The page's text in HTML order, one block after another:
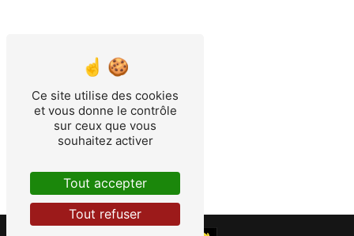
Ce site utilise des cookies
et vous donne le contrôle
sur ceux que vous
souhaitez activer
Tout accepter
Tout refuser